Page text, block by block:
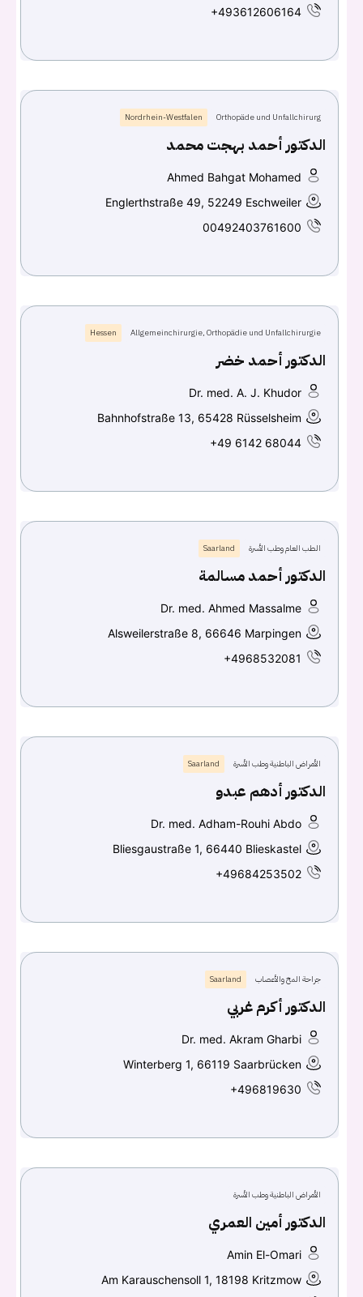
+493612606164
Orthopäde und Unfallchirurg
Nordrhein-Westfalen
الدكتور أحمد بهجت محمد
Ahmed Bahgat Mohamed
Englerthstraße 49, 52249 Eschweiler
00492403761600
Allgemeinchirurgie, Orthopädie und Unfallchirurgie
Hessen
الدكتور أحمد خضر
Dr. med. A. J. Khudor
Bahnhofstraße 13, 65428 Rüsselsheim
+49 6142 68044
الطب العام وطب الأسرة Saarland
الدكتور أحمد مسالمة
Dr. med. Ahmed Massalme
Alsweilerstraße 8, 66646 Marpingen
+4968532081
الأمراض الباطنية وطب الأسرة Saarland
الدكتور أدهم عبدو
Dr. med. Adham-Rouhi Abdo
Bliesgaustraße 1, 66440 Blieskastel
+49684253502
جراحة المخ والأعصاب Saarland
الدكتور أكرم غربي
Dr. med. Akram Gharbi
Winterberg 1, 66119 Saarbrücken
+496819630
الأمراض الباطنية وطب الأسرة
الدكتور أمين العمري
Amin El-Omari
Am Karauschensoll 1, 18198 Kritzmow